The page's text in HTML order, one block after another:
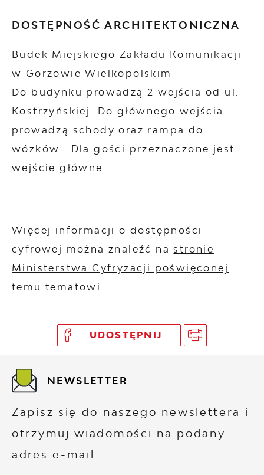
DOSTĘPNOŚĆ ARCHITEKTONICZNA
Budek Miejskiego Zakładu Komunikacji
w Gorzowie Wielkopolskim
Do budynku prowadzą 2 wejścia od ul.
Kostrzyńskiej. Do głównego wejścia
prowadzą schody oraz rampa do
wózków . Dla gości przeznaczone jest
wejście główne.
Więcej informacji o dostępności
cyfrowej można znaleźć nastronie
Ministerstwa Cyfryzacji poświęconej
temu tematowi.
UDOSTĘPNIJ
NEWSLETTER
Zapisz się do naszego newslettera i
otrzymuj wiadomości na podany
adres e-mail